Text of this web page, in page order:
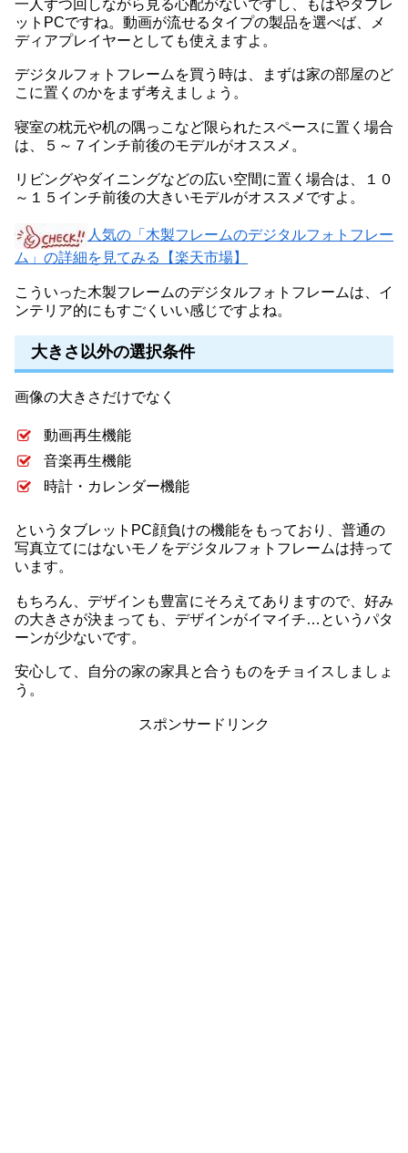
一人ずつ回しながら見る心配がないですし、もはやタブレ
ットPCですね。動画が流せるタイプの製品を選べば、メ
ディアプレイヤーとしても使えますよ。
デジタルフォトフレームを買う時は、まずは家の部屋のど
こに置くのかをまず考えましょう。
寝室の枕元や机の隅っこなど限られたスペースに置く場合
は、５～７インチ前後のモデルがオススメ。
リビングやダイニングなどの広い空間に置く場合は、１０
～１５インチ前後の大きいモデルがオススメですよ。
人気の「木製フレームのデジタルフォトフレー
ム」の詳細を見てみる【楽天市場】
こういった木製フレームのデジタルフォトフレームは、イ
ンテリア的にもすごくいい感じですよね。
大きさ以外の選択条件
画像の大きさだけでなく
動画再生機能
音楽再生機能
時計・カレンダー機能
というタブレットPC顔負けの機能をもっており、普通の
写真立てにはないモノをデジタルフォトフレームは持って
います。
もちろん、デザインも豊富にそろえてありますので、好み
の大きさが決まっても、デザインがイマイチ…というパタ
ーンが少ないです。
安心して、自分の家の家具と合うものをチョイスしましょ
う。
スポンサードリンク